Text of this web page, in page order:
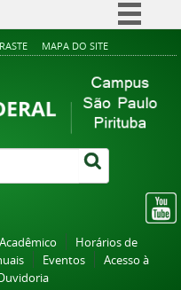
Simplifique!
Participe
Acesso à informação
Legislação
Canais
MAPA DO SITE
Horários de
Eventos
Acesso à